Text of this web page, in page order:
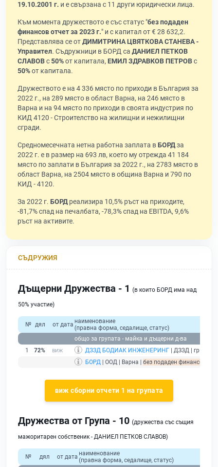
19.10.2001 г. и е свързана с 11 други юридически лица.
Към момента дружеството е със статус "без подаден
финансов отчет за 2023 г." и с капитал от € 28 632,2.
Представлява се отДИМИТРИНА ЦВЯТКОВА СТАНЕВА -
Управител. Съдружници в БОРД са ДАНИЕЛ ПЕТКОВ
СЛАВОВс50%от капитала, ЕМИЛ ЗДРАВКОВ ПЕТРОВс
50%от капитала.
Дружеството е на 4 336 място по приходи в България за
2022 г., на 289 място в област Варна, на 246 място в
Варна и на 94 място по приходи в своята индустрия по
КИД 4120 - Строителство на жилищни и нежилищни
сгради.
Средномесечната нетна работна заплата вБОРДза
2022 г. е в размер на 693 лв, което му отрежда 41 184
място по заплати в България за 2022 г., на 2783 място в
област Варна, на 2504 място в община Варна и 790 по
КИД - 4120.
За 2022 г. БОРДреализира 10,5% ръст на приходите,
-81,7% спад на печалбата, -78,3% спад на EBITDA, 9,6%
ръст на активите.
СЪДРУЖИЯ
Дъщерни Дружества - 1 (в които БОРД има над
50% участие)
№ дял от дата наименование
(правна форма, седалище, статус)
общо за групата - майка и дъщерни д-ва
1
72% ДЗЗД БОДИАК ИНЖЕНЕРИНГ | ДЗЗД | гр.
БОРД | ООД | Варна | без подаден финансов
виж сборни отчети 1 на групата
Дружества от Група - 10 (дружества със същия
мажоритарен собственик - ДАНИЕЛ ПЕТКОВ СЛАВОВ)
№ дял от дата наименование
(правна форма, седалище, статус)